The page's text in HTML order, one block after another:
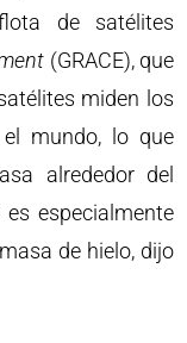
de satélites
(GRACE), que
miden los
mundo, lo que
alrededor del
especialmente
de hielo, dijo